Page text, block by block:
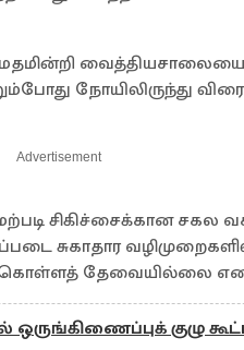
வைத்தியசாலையை
நோயிலிருந்து
Advertisement
சிகிச்சைக்கான சகல
சுகாதார
தேவையில்லை என
ஒருங்கிணைப்புக் குழு